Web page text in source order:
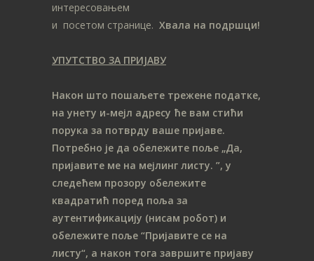
интересовањем
и посетом странице. Хвала на подршци!
УПУТСТВО ЗА ПРИЈАВУ
Након што пошаљете трежене податке,
на унету и-мејл адресу ће вам стићи
порука за потврду ваше пријаве.
Потребно је да обележите поље „Да,
пријавите ме на мeјлинг листу. ”, у
следећем прозору обележите
квадратић поред поља за
аутентификацију (нисам робот) и
обележите поље “Пријавите се на
листу“, а након тога завршите пријаву